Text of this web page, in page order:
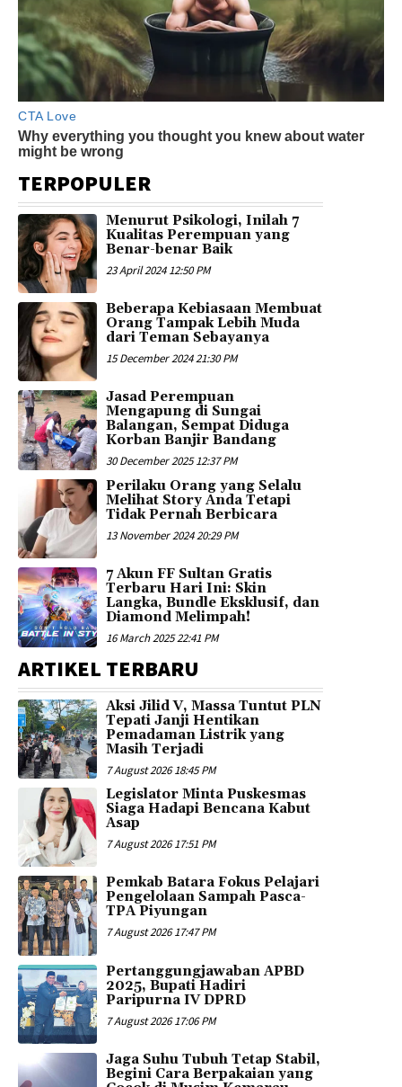
TERPOPULER
Menurut Psikologi, Inilah 7
Kualitas Perempuan yang
Benar-benar Baik
23 April 2024 12:50 PM
Beberapa Kebiasaan Membuat
Orang Tampak Lebih Muda
dari Teman Sebayanya
15 December 2024 21:30 PM
Jasad Perempuan
Mengapung di Sungai
Balangan, Sempat Diduga
Korban Banjir Bandang
30 December 2025 12:37 PM
Perilaku Orang yang Selalu
Melihat Story Anda Tetapi
Tidak Pernah Berbicara
13 November 2024 20:29 PM
7 Akun FF Sultan Gratis
Terbaru Hari Ini: Skin
Langka, Bundle Eksklusif, dan
Diamond Melimpah!
16 March 2025 22:41 PM
ARTIKEL TERBARU
Aksi Jilid V, Massa Tuntut PLN
Tepati Janji Hentikan
Pemadaman Listrik yang
Masih Terjadi
7 August 2026 18:45 PM
Legislator Minta Puskesmas
Siaga Hadapi Bencana Kabut
Asap
7 August 2026 17:51 PM
Pemkab Batara Fokus Pelajari
Pengelolaan Sampah Pasca-
TPA Piyungan
7 August 2026 17:47 PM
Pertanggungjawaban APBD
2025, Bupati Hadiri
Paripurna IV DPRD
7 August 2026 17:06 PM
Jaga Suhu Tubuh Tetap Stabil,
Begini Cara Berpakaian yang